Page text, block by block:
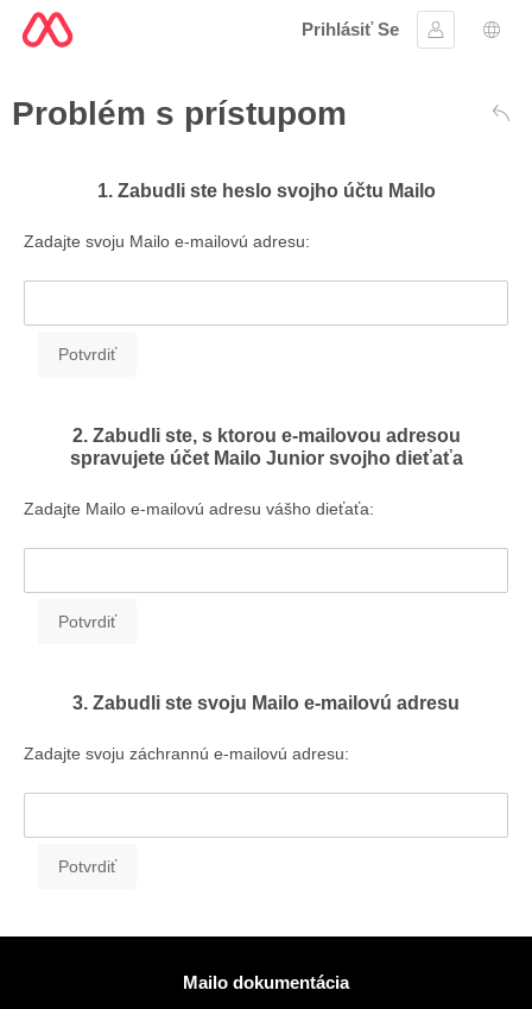
Prihlásiť Se
Prihlásiť sa
Problém s prístupom
1. Zabudli ste heslo svojho účtu Mailo
Zadajte svoju Mailo e-mailovú adresu:
2. Zabudli ste, s ktorou e-mailovou adresou
spravujete účet Mailo Junior svojho dieťaťa
Zadajte Mailo e-mailovú adresu vášho dieťaťa:
3. Zabudli ste svoju Mailo e-mailovú adresu
Zadajte svoju záchrannú e-mailovú adresu:
Mailo dokumentácia